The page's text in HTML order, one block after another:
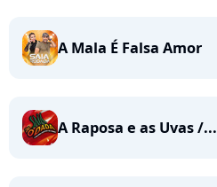
A Mala É Falsa Amor
A Raposa e as Uvas /...